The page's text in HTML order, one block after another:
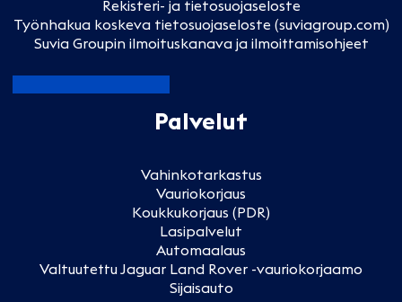
Rekisteri- ja tietosuojaseloste
Työnhakua koskeva tietosuojaseloste (suviagroup.com)
Suvia Groupin ilmoituskanava ja ilmoittamisohjeet
Palvelut
Vahinkotarkastus
Vauriokorjaus
Koukkukorjaus (PDR)
Lasipalvelut
Automaalaus
Valtuutettu Jaguar Land Rover -vauriokorjaamo
Sijaisauto